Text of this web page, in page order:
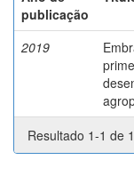
publicação
2019
Resultado 1-1 de